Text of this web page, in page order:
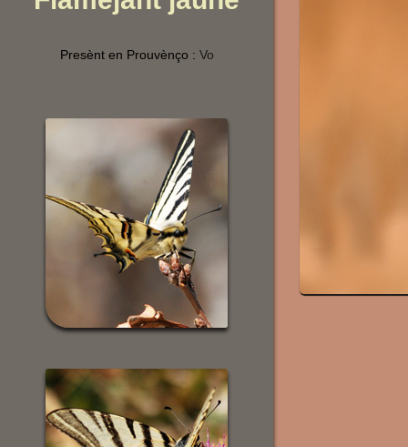
Presènt en Prouvènço : Vo